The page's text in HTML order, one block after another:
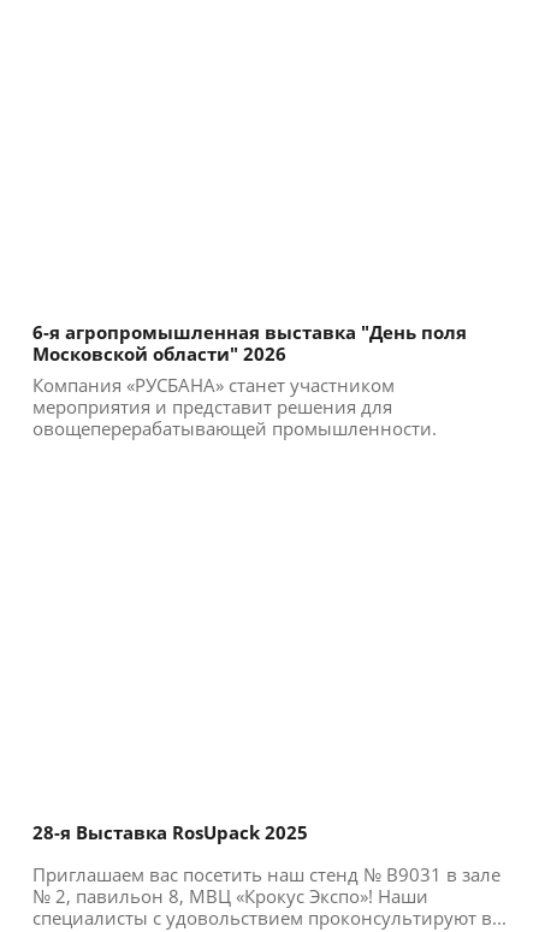
6-я агропромышленная выставка "День поля
Московской области" 2026
Компания «РУСБАНА» станет участником
мероприятия и представит решения для
овощеперерабатывающей промышленности.
28-я Выставка RosUpack 2025
Приглашаем вас посетить наш стенд № B9031 в зале
№ 2, павильон 8, МВЦ «Крокус Экспо»! Наши
специалисты с удовольствием проконсультируют в...